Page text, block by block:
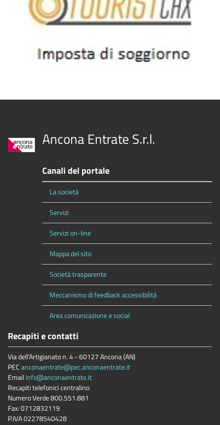
Ancona Entrate S.r.l.
Canali del portale
La società
Servizi
Servizi on-line
Mappa del sito
Società trasparente
Meccanismo di feedback accessibilità
Area comunicazione e social
Recapiti e contatti
Via dell’Artigianato n. 4 - 60127 Ancona (AN)
PECanconaentrate@pec.anconaentrate.it
Emailinfo@anconaentrate.it
Recapiti telefonici centralino
Numero Verde 800.551.881
Fax: 0712832119
P.IVA 02278540428